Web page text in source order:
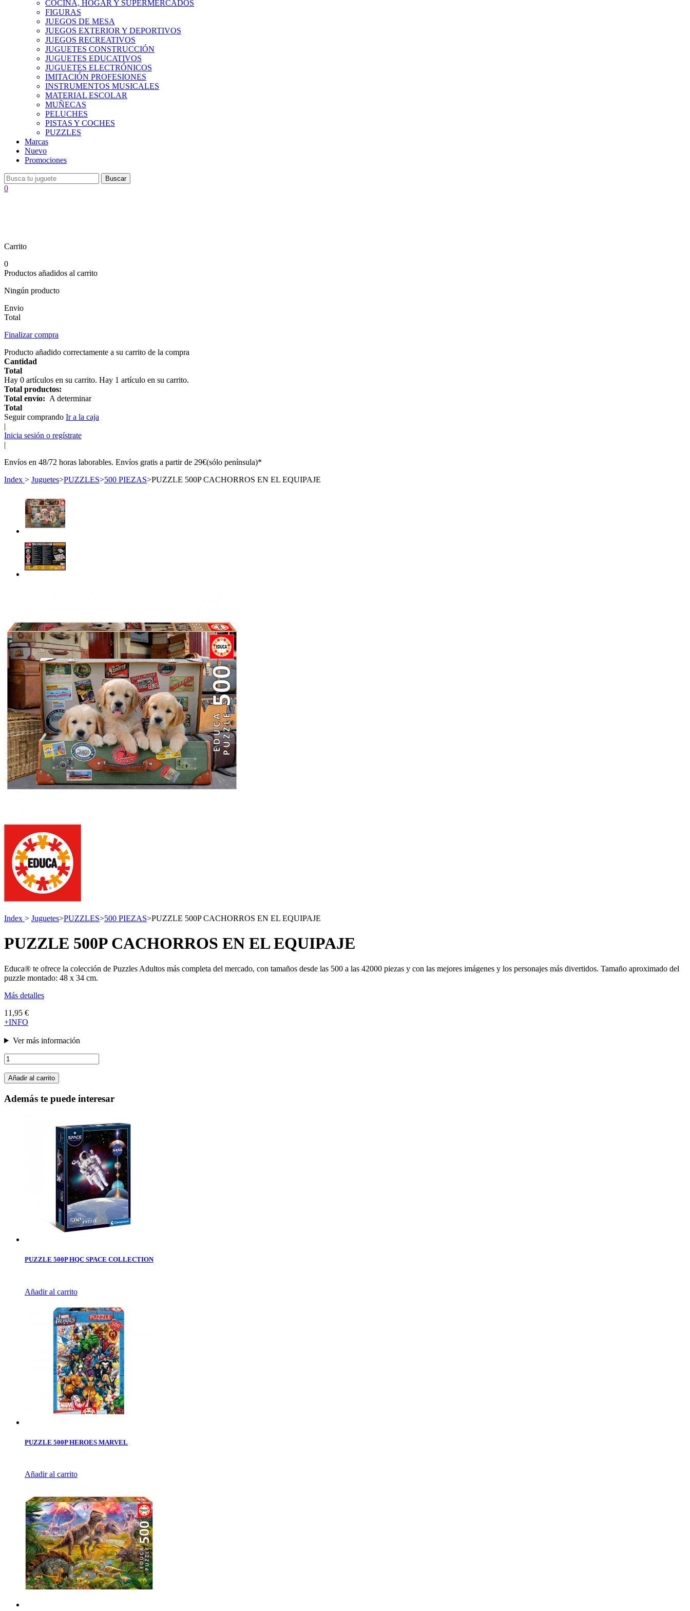
COCINA, HOGAR Y SUPERMERCADOS
FIGURAS
JUEGOS DE MESA
JUEGOS EXTERIOR Y DEPORTIVOS
JUEGOS RECREATIVOS
JUGUETES CONSTRUCCIÓN
JUGUETES EDUCATIVOS
JUGUETES ELECTRÓNICOS
IMITACIÓN PROFESIONES
INSTRUMENTOS MUSICALES
MATERIAL ESCOLAR
MUÑECAS
PELUCHES
PISTAS Y COCHES
PUZZLES
Marcas
Nuevo
Promociones
Buscar
0
Carrito
0
Productos añadidos al carrito
Ningún producto
Envio
Total
Finalizar compra
Producto añadido correctamente a su carrito de la compra
Cantidad
Total
Hay 0 artículos en su carrito. Hay 1 artículo en su carrito.
Total productos:
Total envío: A determinar
Total
Seguir comprando Ir a la caja
|
Inicia sesión o regístrate
|
Envíos en 48/72 horas laborables. Envíos gratis a partir de 29€(sólo península)*
Index > Juguetes>PUZZLES>500 PIEZAS>PUZZLE 500P CACHORROS EN EL EQUIPAJE
Index > Juguetes>PUZZLES>500 PIEZAS>PUZZLE 500P CACHORROS EN EL EQUIPAJE
PUZZLE 500P CACHORROS EN EL EQUIPAJE
Educa® te ofrece la colección de Puzzles Adultos más completa del mercado, con tamaños desde las 500 a las 42000 piezas y con las mejores imágenes y los personajes más divertidos. Tamaño aproximado del
puzzle montado: 48 x 34 cm.
Más detalles
11,95 €
+INFO
Ver más información
Añadir al carrito
Además te puede interesar
PUZZLE 500P HQC SPACE COLLECTION
Añadir al carrito
PUZZLE 500P HEROES MARVEL
Añadir al carrito